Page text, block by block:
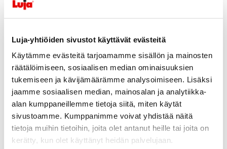
Luja-yhtiöiden sivustot käyttävät evästeitä
Käytämme evästeitä tarjoamamme sisällön ja mainosten
räätälöimiseen, sosiaalisen median ominaisuuksien
tukemiseen ja kävijämäärämme analysoimiseen. Lisäksi
jaamme sosiaalisen median, mainosalan ja analytiikka-
alan kumppaneillemme tietoja siitä, miten käytät
sivustoamme. Kumppanimme voivat yhdistää näitä
tietoja muihin tietoihin, joita olet antanut heille tai joita on
kerätty, kun olet käyttänyt heidän palvelujaan.
Krs
Pohjapiirros
2h+kt
Velaton hinta €
199 700
Myyntihinta €
19 278
Yhteys
Kysy lisää
Lisätiedot
Näytä lisää
Sijainti